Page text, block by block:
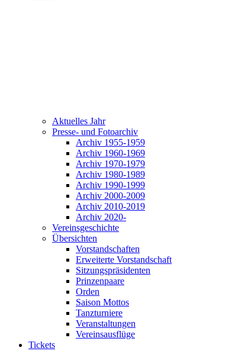
Aktuelles Jahr
Presse- und Fotoarchiv
Archiv 1955-1959
Archiv 1960-1969
Archiv 1970-1979
Archiv 1980-1989
Archiv 1990-1999
Archiv 2000-2009
Archiv 2010-2019
Archiv 2020-
Vereinsgeschichte
Übersichten
Vorstandschaften
Erweiterte Vorstandschaft
Sitzungspräsidenten
Prinzenpaare
Orden
Saison Mottos
Tanzturniere
Veranstaltungen
Vereinsausflüge
Tickets